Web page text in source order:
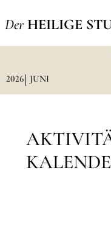
Der HEILIGE
2026 JUNI